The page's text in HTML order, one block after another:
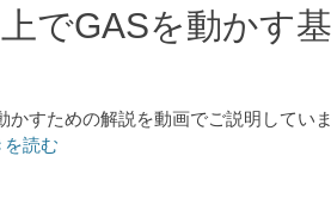
でGASを動かす
すための解説を動画でご説明してい
読む